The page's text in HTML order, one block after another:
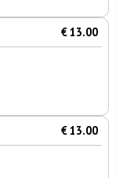
€ 13.00
€ 13.00